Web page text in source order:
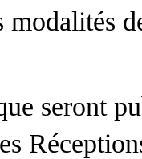
modalités
seront